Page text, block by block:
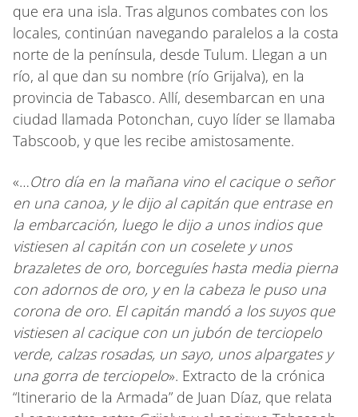
que era una isla. Tras algunos combates con los
locales, continúan navegando paralelos a la costa
norte de la península, desde Tulum. Llegan a un
río, al que dan su nombre (río Grijalva), en la
provincia de Tabasco. Allí, desembarcan en una
ciudad llamada Potonchan, cuyo líder se llamaba
Tabscoob, y que les recibe amistosamente.
«…Otro día en la mañana vino el cacique o señor
en una canoa, y le dijo al capitán que entrase en
la embarcación, luego le dijo a unos indios que
vistiesen al capitán con un coselete y unos
brazaletes de oro, borceguíes hasta media pierna
con adornos de oro, y en la cabeza le puso una
corona de oro. El capitán mandó a los suyos que
vistiesen al cacique con un jubón de terciopelo
verde, calzas rosadas, un sayo, unos alpargates y
una gorra de terciopelo». Extracto de la crónica
“Itinerario de la Armada” de Juan Díaz, que relata